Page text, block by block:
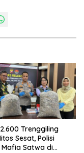
Trenggiling
Sesat, Polisi
Mafia Satwa di